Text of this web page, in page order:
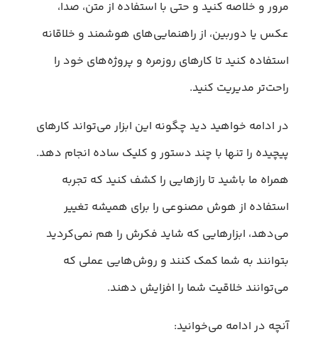
مرور و خلاصه کنید و حتی با استفاده از متن، صدا،
عکس یا دوربین، از راهنمایی‌های هوشمند و خلاقانه
استفاده کنید تا کارهای روزمره و پروژه‌های خود را
راحت‌تر مدیریت کنید.
در ادامه خواهید دید چگونه این ابزار می‌تواند کارهای
پیچیده را تنها با چند دستور و کلیک ساده انجام دهد.
همراه ما باشید تا رازهایی را کشف کنید که تجربه
استفاده از هوش مصنوعی را برای همیشه تغییر
می‌دهد، ابزارهایی که شاید فکرش را هم نمی‌کردید
بتوانند به شما کمک کنند و روش‌هایی عملی که
می‌توانند خلاقیت شما را افزایش دهند.
آنچه در ادامه می‌خوانید: